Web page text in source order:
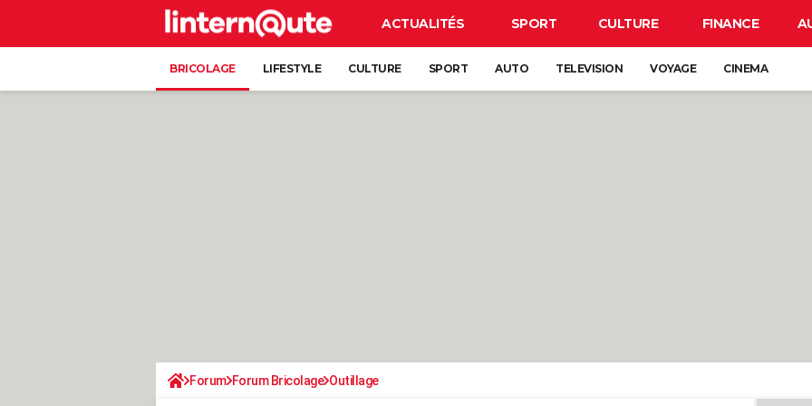
ACTUALITÉS SPORT CULTURE FINANCE
BRICOLAGE LIFESTYLE CULTURE SPORT AUTO TELEVISION VOYAGE CINEMA
Forum Forum Bricolage Outillage